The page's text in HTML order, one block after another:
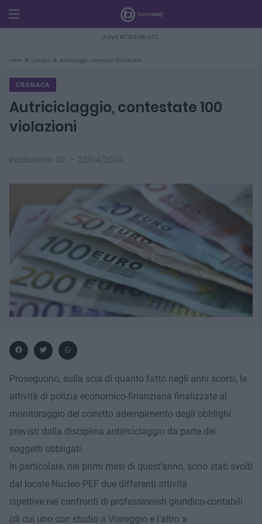
Home » Cronaca » Autriciclaggio, contestate 100 violazioni
CRONACA
Autriciclaggio, contestate 100
violazioni
Redazione 02 - 23/04/2024
Proseguono, sulla scia di quanto fatto negli anni scorsi, le
attività di polizia economico-finanziaria finalizzate al
monitoraggio del corretto adempimento degli obblighi
previsti dalla disciplina antiriciclaggio da parte dei
soggetti obbligati.
In particolare, nei primi mesi di quest’anno, sono stati svolti
dal locale Nucleo PEF due differenti attività
ispettive nei confronti di professionisti giuridico-contabili
(di cui uno con studio a Viareggio e l’altro a